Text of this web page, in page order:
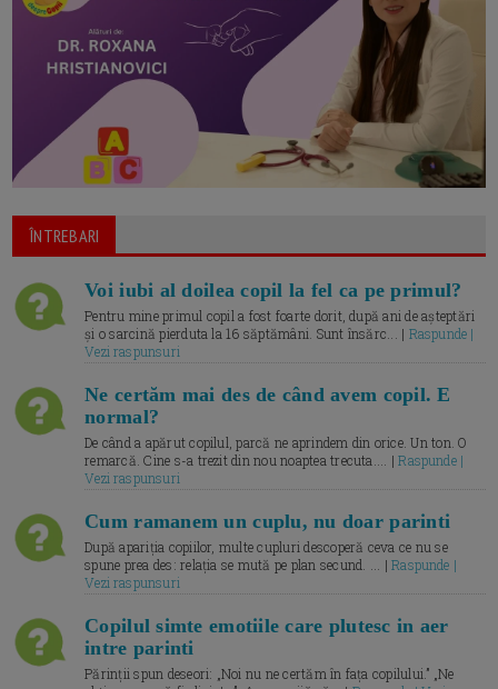
ÎNTREBARI
Voi iubi al doilea copil la fel ca pe primul?
Pentru mine primul copil a fost foarte dorit, după ani de așteptări
și o sarcină pierduta la 16 săptămâni. Sunt însărc... | Raspunde |
Vezi raspunsuri
Ne certăm mai des de când avem copil. E
normal?
De când a apărut copilul, parcă ne aprindem din orice. Un ton. O
remarcă. Cine s-a trezit din nou noaptea trecuta.... |Raspunde |
Vezi raspunsuri
Cum ramanem un cuplu, nu doar parinti
După apariția copiilor, multe cupluri descoperă ceva ce nu se
spune prea des: relația se mută pe plan secund. ... |Raspunde |
Vezi raspunsuri
Copilul simte emotiile care plutesc in aer
intre parinti
Părinții spun deseori: „Noi nu ne certăm în fața copilului.” „Ne